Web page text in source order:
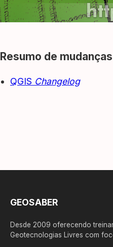
Resumo de mudanças
QGIS Changelog
GEOSABER
Desde 2009 oferecendo
Geotecnologias Livres com